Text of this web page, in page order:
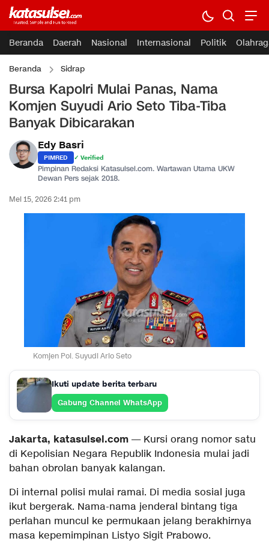
Beranda Daerah Nasional Internasional Politik
Beranda Sidrap
Bursa Kapolri Mulai Panas, Nama
Komjen Suyudi Ario Seto Tiba-Tiba
Banyak Dibicarakan
Edy Basri
PIMRED ✓ Verified
Pimpinan Redaksi Katasulsel.com. Wartawan Utama UKW
Dewan Pers sejak 2018.
Mei 15, 2026 2:41 pm
Komjen Pol. Suyudi Ario Seto
Ikuti update berita terbaru
Gabung Channel WhatsApp
Jakarta, katasulsel.com — Kursi orang nomor satu
di Kepolisian Negara Republik Indonesia mulai jadi
bahan obrolan banyak kalangan.
Di internal polisi mulai ramai. Di media sosial juga
ikut bergerak. Nama-nama jenderal bintang tiga
perlahan muncul ke permukaan jelang berakhirnya
masa kepemimpinan Listyo Sigit Prabowo.